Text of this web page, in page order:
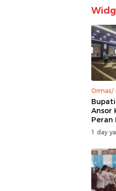
Ormas/
Ansor
Peran
1 day